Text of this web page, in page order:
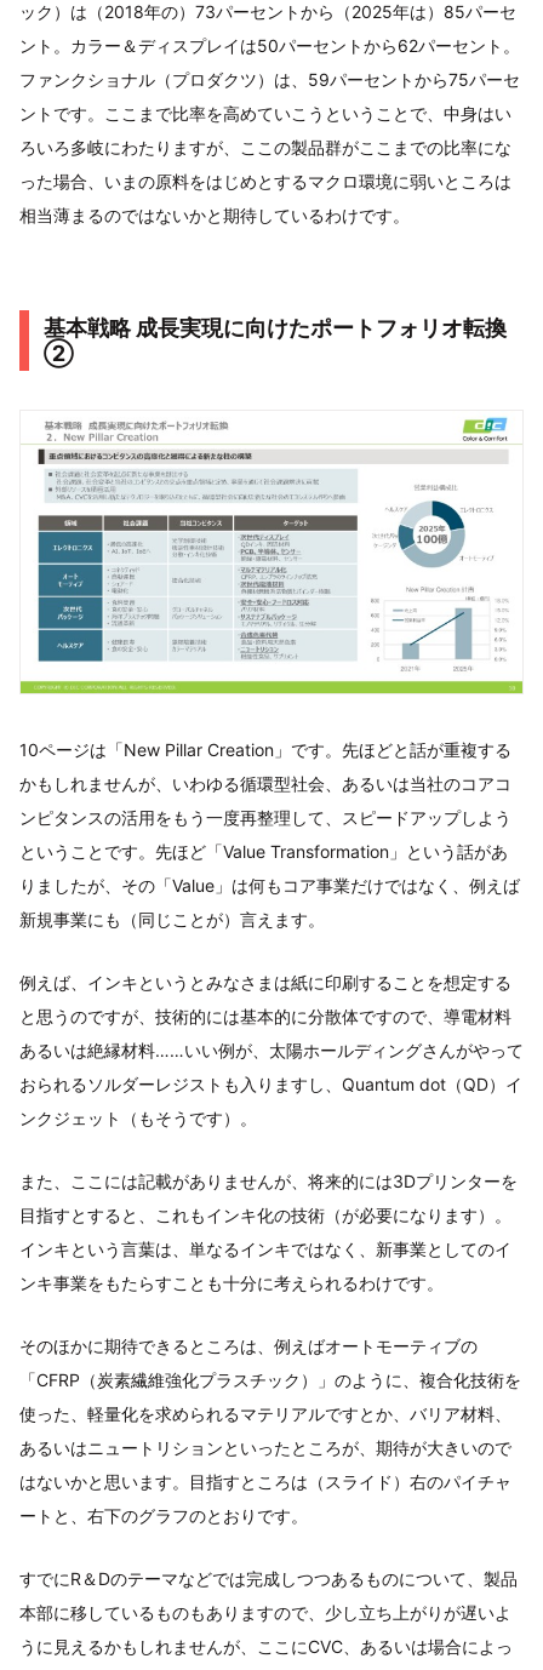
ック）は（2018年の）73パーセントから（2025年は）85パーセ
ント。カラー＆ディスプレイは50パーセントから62パーセント。
ファンクショナル（プロダクツ）は、59パーセントから75パーセ
ントです。ここまで比率を高めていこうということで、中身はい
ろいろ多岐にわたりますが、ここの製品群がここまでの比率にな
った場合、いまの原料をはじめとするマクロ環境に弱いところは
相当薄まるのではないかと期待しているわけです。
基本戦略 成長実現に向けたポートフォリオ転換
②
10ページは「New Pillar Creation」です。先ほどと話が重複する
かもしれませんが、いわゆる循環型社会、あるいは当社のコアコ
ンピタンスの活用をもう一度再整理して、スピードアップしよう
ということです。先ほど「Value Transformation」という話があ
りましたが、その「Value」は何もコア事業だけではなく、例えば
新規事業にも（同じことが）言えます。
例えば、インキというとみなさまは紙に印刷することを想定する
と思うのですが、技術的には基本的に分散体ですので、導電材料
あるいは絶縁材料……いい例が、太陽ホールディングさんがやって
おられるソルダーレジストも入りますし、Quantum dot（QD）イ
ンクジェット（もそうです）。
また、ここには記載がありませんが、将来的には3Dプリンターを
目指すとすると、これもインキ化の技術（が必要になります）。
インキという言葉は、単なるインキではなく、新事業としてのイ
ンキ事業をもたらすことも十分に考えられるわけです。
そのほかに期待できるところは、例えばオートモーティブの
「CFRP（炭素繊維強化プラスチック）」のように、複合化技術を
使った、軽量化を求められるマテリアルですとか、バリア材料、
あるいはニュートリションといったところが、期待が大きいので
はないかと思います。目指すところは（スライド）右のパイチャ
ートと、右下のグラフのとおりです。
すでにR＆Dのテーマなどでは完成しつつあるものについて、製品
本部に移しているものもありますので、少し立ち上がりが遅いよ
うに見えるかもしれませんが、ここにCVC、あるいは場合によっ